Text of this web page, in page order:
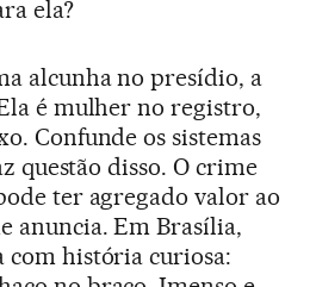
ela?
alcunha no presídio, a
é mulher no registro,
Confunde os sistemas
questão disso. O crime
ter agregado valor ao
anuncia. Em Brasília,
com história curiosa: